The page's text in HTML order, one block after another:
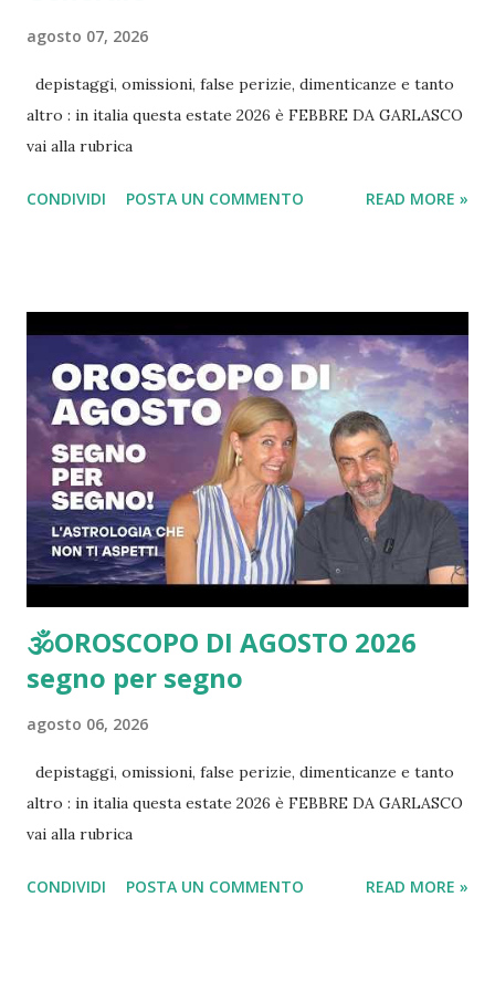
Borgonovo 2
La Famiglia KAPPA
2
Marco MUSCHITTA
Frate Biasi Indovino 1
IL DIRETTORISSIMO BRINDANI 1
IL Meccanico Suicida Anomalo 1
LO SCONTRINO DEL PARCHEGGIO DI GARLASCOPOLI
MASSIMO DECIMO GILETTI 1
Mirko l'Amicone di ANDREA SEMPIO
il Mistero del TERZO UOMO 1
agosto 07, 2026
depistaggi, omissioni, false perizie, dimenticanze e tanto
altro : in italia questa estate 2026 è FEBBRE DA GARLASCO
vai alla rubrica
CONDIVIDI POSTA UN COMMENTO READ MORE »
🕉OROSCOPO DI AGOSTO 2026
segno per segno
agosto 06, 2026
depistaggi, omissioni, false perizie, dimenticanze e tanto
altro : in italia questa estate 2026 è FEBBRE DA GARLASCO
vai alla rubrica
CONDIVIDI POSTA UN COMMENTO READ MORE »